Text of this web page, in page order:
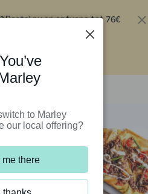
Bestel nu en ontvang tot 76€
to Marley
our local offering?
me there